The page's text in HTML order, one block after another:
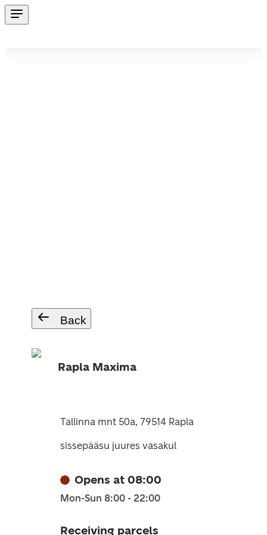
Back
Rapla Maxima
Tallinna mnt 50a, 79514 Rapla
sissepääsu juures vasakul
Opens at 08:00
Mon-Sun 8:00 - 22:00
Receiving parcels